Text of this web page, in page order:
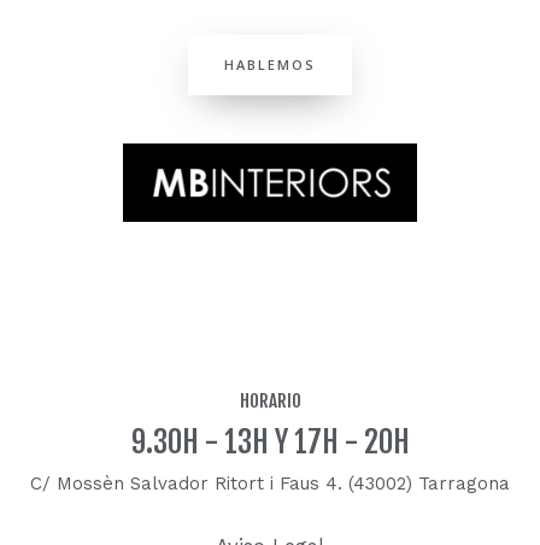
HABLEMOS
HORARIO
9.30H - 13H Y 17H - 20H
C/ Mossèn Salvador Ritort i Faus 4. (43002) Tarragona